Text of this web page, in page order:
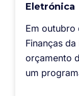
Eletrónica
Em outubro
Finanças
orçamento
um